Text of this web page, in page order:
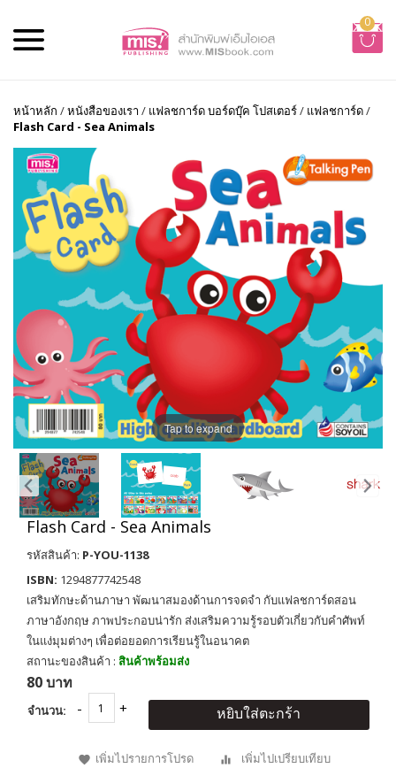
0
หน้าหลัก /หนังสือของเรา / แฟลชการ์ด บอร์ดบุ๊ค โปสเตอร์/ แฟลชการ์ด/
Flash Card - Sea Animals
Tap to expand
Flash Card - Sea Animals
รหัสสินค้า: P-YOU-1138
ISBN: 1294877742548
เสริมทักษะด้านภาษา พัฒนาสมองด้านการจดจำ กับแฟลชการ์ดสอน
ภาษาอังกฤษ ภาพประกอบน่ารัก ส่งเสริมความรู้รอบตัวเกี่ยวกับคำศัพท์
ในแง่มุมต่างๆ เพื่อต่อยอดการเรียนรู้ในอนาคต
สถานะของสินค้า : สินค้าพร้อมส่ง
80 บาท
จำนวน: หยิบใส่ตะกร้า
เพิ่มไปรายการโปรด เพิ่มไปเปรียบเทียบ